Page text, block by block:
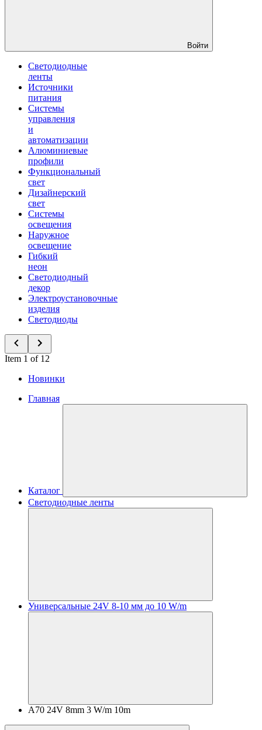
Войти
Светодиодные
ленты
Источники
питания
Системы
управления
и
автоматизации
Алюминиевые
профили
Функциональный
свет
Дизайнерский
свет
Системы
освещения
Наружное
освещение
Гибкий
неон
Светодиодный
декор
Электроустановочные
изделия
Светодиоды
Item 1 of 12
Новинки
Главная
Каталог
Светодиодные ленты
Универсальные 24V 8-10 мм до 10 W/m
A70 24V 8mm 3 W/m 10m